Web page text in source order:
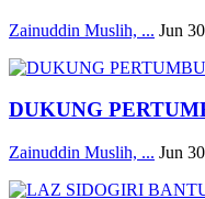
Zainuddin Muslih, ... Jun
DUKUNG
Zainuddin Muslih, ... Jun